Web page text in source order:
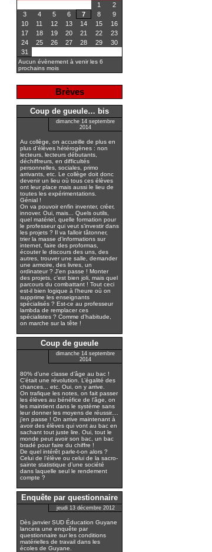
1
2
3
4 5 6 7 8
9
10
11 12 13 14 15
16
17
18 19 20 21 22
23
24
25 26 27 28 29
30
31
Aucun évènement à venir les 6
prochains mois
Brèves
Coup de gueule… bis
dimanche 14 septembre
2014
Au collège, on accueille de plus en
plus d’élèves hétérogènes : non
lecteurs, lecteurs débutants,
déchiffreurs, en difficultés
personnelles, sociales, primo
arrivants, etc. Le collège doit donc
devenir un lieu où tous ces élèves
ont leur place mais aussi le lieu de
toutes les expérimentations.
Génial !
On va pouvoir enfin inventer, créer,
innover. Oui, mais... Quels outils,
quel matériel, quelle formation pour
le professeur qui veut s’investir dans
les projets ? Il va falloir tâtonner,
trier la masse d’informations sur
internet, faire des proformas,
écouter le discours des uns, des
autres, trouver une salle, demander
une armoire, des livres, un
ordinateur ? J’en passe ! Monter
des projets, c’est bien joli, mais quel
parcours du combattant ! Tout ceci
est-il bien logique à l’heure où on
supprime les enseignants
spécialisés ? Est-ce au professeur
lambda de remplacer ces
spécialistes ? Comme d’habitude,
on marche sur la tête !
Coup de gueule
dimanche 14 septembre
2014
80% d’une classe d’âge au bac !
C’était une révolution. L’égalité des
chances... etc. Oui, on y arrive.
On trafique les notes, on fait passer
les élèves au bénéfice de l’âge, on
les maintient dans le système sans
leur donner les moyens de réussir....
j’en passe ! On arrive maintenant à
avoir des élèves qui vont au bac en
sachant tout juste lire. Oui, tout le
monde peut avoir son bac, un bac
bradé pour faire du chiffre !
De quel intérêt parle-t-on alors ?
Celui de l’élève ou celui de la sacro-
sainte statistique d’une société
dans laquelle seul le rendement
compte ?
Enquête par questionnaire
jeudi 13 décembre 2012
Dès janvier SUD Éducation Guyane
lancera une enquête par
questionnaire sur les conditions
matérielles de travail dans les
écoles de Guyane.